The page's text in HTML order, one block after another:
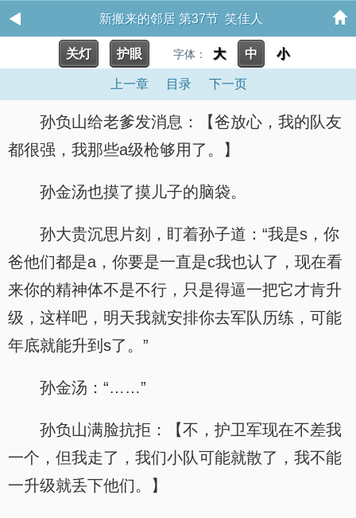
新搬来的邻居 第37节 笑佳人
关灯 护眼 字体： 大 中 小
上一章 目录 下一页
孙负山给老爹发消息：【爸放心，我的队友
都很强，我那些a级枪够用了。】
孙金汤也摸了摸儿子的脑袋。
孙大贵沉思片刻，盯着孙子道：“我是s，你
爸他们都是a，你要是一直是c我也认了，现在看
来你的精神体不是不行，只是得逼一把它才肯升
级，这样吧，明天我就安排你去军队历练，可能
年底就能升到s了。”
孙金汤：“……”
孙负山满脸抗拒：【不，护卫军现在不差我
一个，但我走了，我们小队可能就散了，我不能
一升级就丢下他们。】